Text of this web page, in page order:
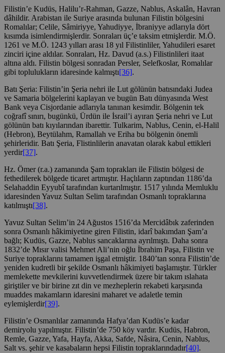
Filistin’e Kudüs, Halilu’r-Rahman, Gazze, Nablus, Askalân, Havran
dâhildir. Arabistan ile Suriye arasında bulunan Filistin bölgesini
Romalılar; Celile, Sâmiriyye, Yahudiyye, İbraniyye adlarıyla dört
kısımda isimlendirmişlerdir. Sonraları üç’e taksim etmişlerdir. M.Ö.
1261 ve M.Ö. 1243 yılları arası 18 yıl Filistinliler, Yahudileri esaret
zinciri içine aldılar. Sonraları, Hz. Davud (a.s.) Filistinlileri itaat
altına aldı. Filistin bölgesi sonradan Persler, Selefkoslar, Romalılar
gibi toplulukların idaresinde kalmıştı[36].
Batı Şeria: Filistin’in Şeria nehri ile Lut gölünün batısındaki Judea
ve Samaria bölgelerini kaplayan ve bugün Batı dünyasında West
Bank veya Cisjordanie adlarıyla tanınan kesimdir. Bölgenin tek
coğrafî sınırı, bugünkü, Ürdün ile İsrail’i ayıran Şeria nehri ve Lut
gölünün batı kıyılarından ibarettir. Tulkarim, Nablus, Cenin, el-Halil
(Hebron), Beytülahm, Ramallah ve Eriha bu bölgenin önemli
şehirleridir. Batı Şeria, Flistinlilerin anavatan olarak kabul ettikleri
yerdir[37].
Hz. Ömer (r.a.) zamanında Şam toprakları ile Filistin bölgesi de
fethedilerek bölgede ticaret artmıştır. Haçlıların zaptından 1186’da
Selahaddin Eyyubî tarafından kurtarılmıştır. 1517 yılında Memluklu
idaresinden Yavuz Sultan Selim tarafından Osmanlı topraklarına
katılmıştı[38].
Yavuz Sultan Selim’in 24 Ağustos 1516’da Mercidâbık zaferinden
sonra Osmanlı hâkimiyetine giren Filistin, idarî bakımdan Şam’a
bağlı; Kudüs, Gazze, Nablus sancaklarına ayrılmıştı. Daha sonra
1832’de Mısır valisi Mehmet Ali’nin oğlu İbrahim Paşa, Filistin ve
Suriye topraklarını tamamen işgal etmiştir. 1840’tan sonra Filistin’de
yeniden kudretli bir şekilde Osmanlı hâkimiyeti başlamıştır. Türkler
memlekette mevkilerini kuvvetlendirmek üzere bir takım ıslahata
giriştiler ve bir birine zıt din ve mezheplerin rekabeti karşısında
muaddes makamların idaresini maharet ve adaletle temin
eylemişlerdir[39].
Filistin’e Osmanlılar zamanında Hafya’dan Kudüs’e kadar
demiryolu yapılmıştır. Filistin’de 750 köy vardır. Kudüs, Habron,
Remle, Gazze, Yafa, Hayfa, Akka, Safde, Nâsira, Cenin, Nablus,
Salt vs. şehir ve kasabaların hepsi Filistin topraklarındadır[40].